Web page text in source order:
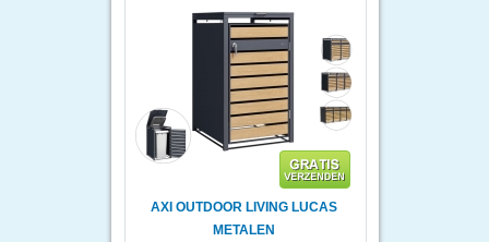
AXI OUTDOOR LIVING LUCAS
METALEN